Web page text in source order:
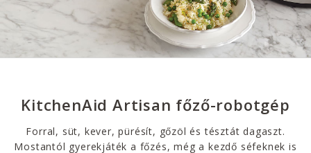
KitchenAid Artisan főző-robotgép
Forral, süt, kever, pürésít, gőzöl és tésztát dagaszt.
Mostantól gyerekjáték a főzés, még a kezdő séfeknek is